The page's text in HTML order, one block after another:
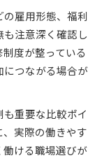
雇用形態、福利
注意深く確認し
度が整っている
つながる場合が
重要な比較ポイ
実際の働きやす
ける職場選びが